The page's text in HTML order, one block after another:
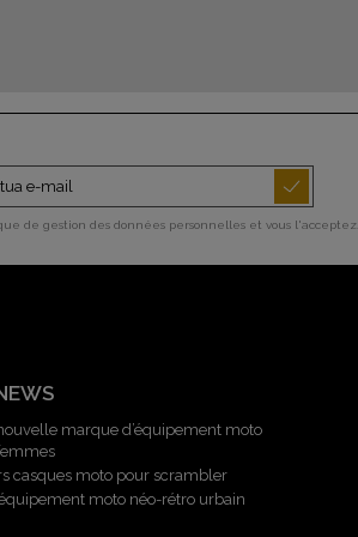
de gestion des données personnelles et vous l'acceptez.
marque d’équipement moto
casques moto pour scrambler
moto néo-rétro urbain